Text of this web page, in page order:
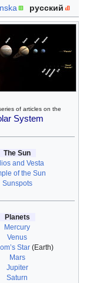
русский
of articles on the
System
The Sun
and Vesta
of the Sun
Sunspots
Planets
Mercury
Venus
Star(Earth)
Mars
Jupiter
Saturn